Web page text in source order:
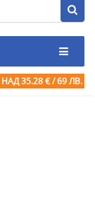
НАД 35.28 € / 69 ЛВ.